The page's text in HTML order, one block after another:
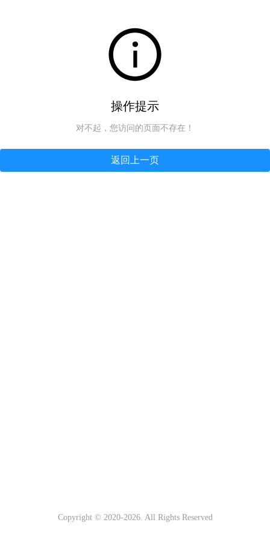
操作提示
对不起，您访问的页面不存在！
返回上一页
Copyright © 2020-2026. All Rights Reserved